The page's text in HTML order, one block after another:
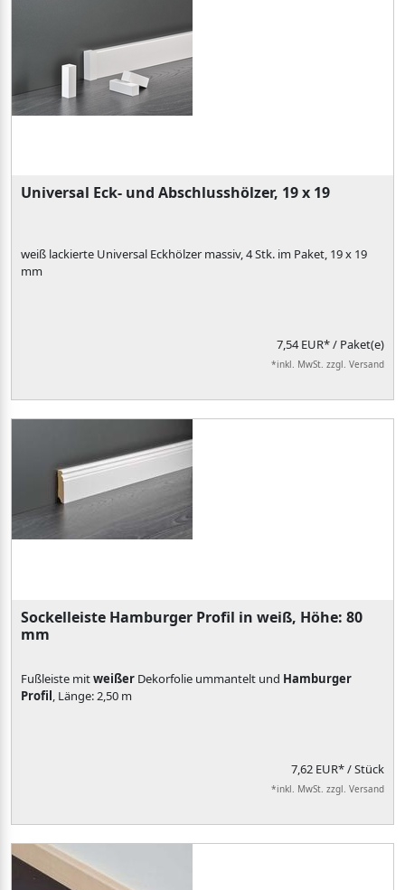
Universal Eck- und Abschlusshölzer, 19 x 19
weiß lackierte Universal Eckhölzer massiv, 4 Stk. im Paket, 19 x 19
mm
7,54 EUR*/ Paket(e)
*inkl. MwSt. zzgl. Versand
Sockelleiste Hamburger Profil in weiß, Höhe: 80
mm
Fußleiste mitweißer Dekorfolie ummantelt und Hamburger
Profil, Länge: 2,50 m
7,62 EUR*/ Stück
*inkl. MwSt. zzgl. Versand